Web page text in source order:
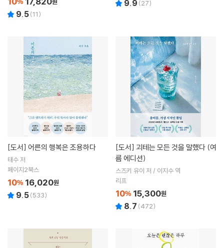
9.5(11)
9.9 (27)
[도서] 어른의 행복은 조용하다
태수 저
페이지2북스
10% 16,020원
9.5(533)
[도서]
름 에디션)
스즈키 유이 저 / 이지수 역
리프
10% 15,300원
8.7 (472)